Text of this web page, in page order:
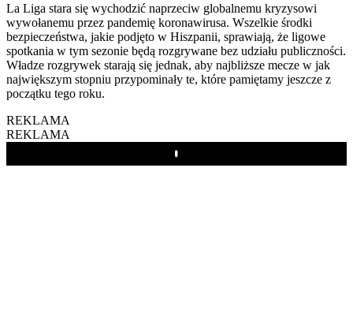
La Liga stara się wychodzić naprzeciw globalnemu kryzysowi
wywołanemu przez pandemię koronawirusa. Wszelkie środki
bezpieczeństwa, jakie podjęto w Hiszpanii, sprawiają, że ligowe
spotkania w tym sezonie będą rozgrywane bez udziału publiczności.
Władze rozgrywek starają się jednak, aby najbliższe mecze w jak
największym stopniu przypominały te, które pamiętamy jeszcze z
początku tego roku.
REKLAMA
REKLAMA
Play